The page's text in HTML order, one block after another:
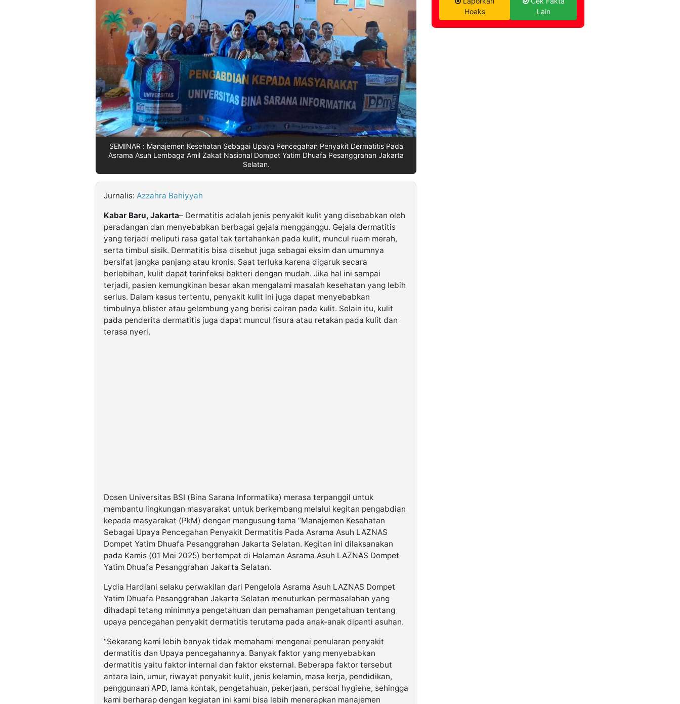
SEMINAR : Manajemen Kesehatan Sebagai Upaya Pencegahan Penyakit Dermatitis Pada
Asrama Asuh Lembaga Amil Zakat Nasional Dompet Yatim Dhuafa Pesanggrahan Jakarta
Selatan.
Jurnalis: Azzahra Bahiyyah
Kabar Baru, Jakarta– Dermatitis adalah jenis penyakit kulit yang disebabkan oleh
peradangan dan menyebabkan berbagai gejala mengganggu. Gejala dermatitis
yang terjadi meliputi rasa gatal tak tertahankan pada kulit, muncul ruam merah,
serta timbul sisik. Dermatitis bisa disebut juga sebagai eksim dan umumnya
bersifat jangka panjang atau kronis. Saat terluka karena digaruk secara
berlebihan, kulit dapat terinfeksi bakteri dengan mudah. Jika hal ini sampai
terjadi, pasien kemungkinan besar akan mengalami masalah kesehatan yang lebih
serius. Dalam kasus tertentu, penyakit kulit ini juga dapat menyebabkan
timbulnya blister atau gelembung yang berisi cairan pada kulit. Selain itu, kulit
pada penderita dermatitis juga dapat muncul fisura atau retakan pada kulit dan
terasa nyeri.
Dosen Universitas BSI (Bina Sarana Informatika) merasa terpanggil untuk
membantu lingkungan masyarakat untuk berkembang melalui kegitan pengabdian
kepada masyarakat (PkM) dengan mengusung tema “Manajemen Kesehatan
Sebagai Upaya Pencegahan Penyakit Dermatitis Pada Asrama Asuh LAZNAS
Dompet Yatim Dhuafa Pesanggrahan Jakarta Selatan. Kegitan ini dilaksanakan
pada Kamis (01 Mei 2025) bertempat di Halaman Asrama Asuh LAZNAS Dompet
Yatim Dhuafa Pesanggrahan Jakarta Selatan.
Lydia Hardiani selaku perwakilan dari Pengelola Asrama Asuh LAZNAS Dompet
Yatim Dhuafa Pesanggrahan Jakarta Selatan menuturkan permasalahan yang
dihadapi tetang minimnya pengetahuan dan pemahaman pengetahuan tentang
upaya pencegahan penyakit dermatitis terutama pada anak-anak dipanti asuhan.
“Sekarang kami lebih banyak tidak memahami mengenai penularan penyakit
dermatitis dan Upaya pencegahannya. Banyak faktor yang menyebabkan
dermatitis yaitu faktor internal dan faktor eksternal. Beberapa faktor tersebut
antara lain, umur, riwayat penyakit kulit, jenis kelamin, masa kerja, pendidikan,
penggunaan APD, lama kontak, pengetahuan, pekerjaan, persoal hygiene, sehingga
kami berharap dengan kegiatan ini kami bisa lebih menerapkan manajemen
Hoaks
Lain